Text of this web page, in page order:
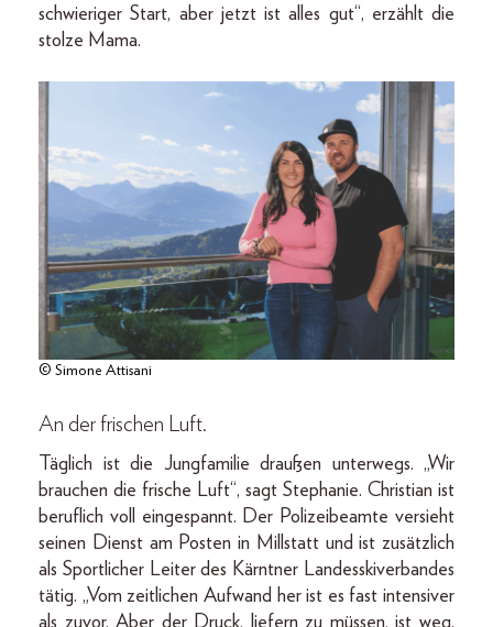
schwieriger Start, aber jetzt ist alles gut“, erzählt die
stolze Mama.
© Simone Attisani
An der frischen Luft.
Täglich ist die Jungfamilie draußen unterwegs. „Wir
brauchen die frische Luft“, sagt Stephanie. Christian ist
beruflich voll eingespannt. Der Polizeibeamte versieht
seinen Dienst am Posten in Millstatt und ist zusätzlich
als Sportlicher Leiter des Kärntner Landesskiverbandes
tätig. „Vom zeitlichen Aufwand her ist es fast intensiver
als zuvor. Aber der Druck, liefern zu müssen, ist weg.